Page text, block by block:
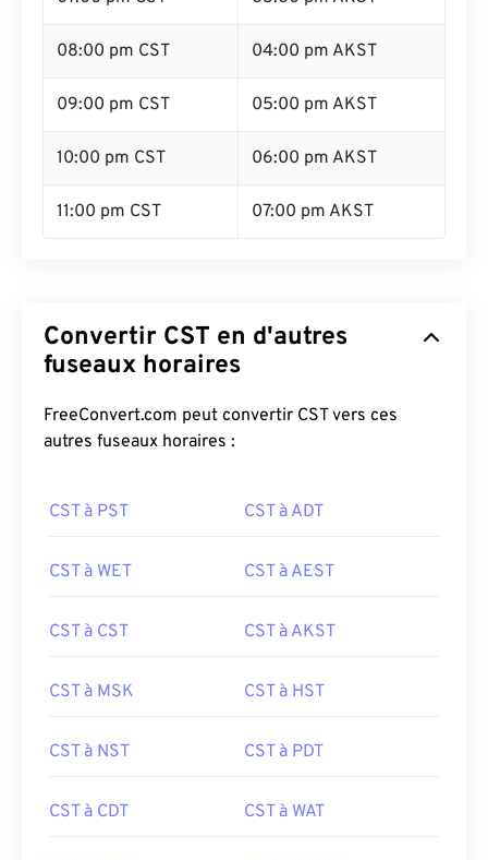
08:00 pm CST 04:00 pm AKST
09:00 pm CST 05:00 pm AKST
10:00 pm CST 06:00 pm AKST
11:00 pm CST 07:00 pm AKST
Convertir CST en d'autres
fuseaux horaires
FreeConvert.com peut convertir CST vers ces
autres fuseaux horaires :
CST à PST CST à ADT
CST à WET CST à AEST
CST à CST CST à AKST
CST à MSK CST à HST
CST à NST CST à PDT
CST à CDT CST à WAT